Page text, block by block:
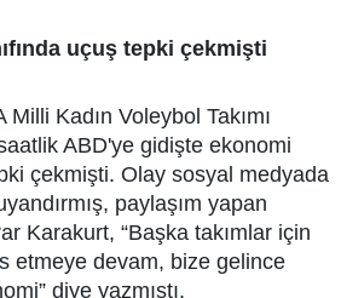
uçuş tepki çekmişti
Kadın Voleybol Takımı
saatlik ABD'ye gidişte ekonomi
çekmişti. Olay sosyal medyada
paylaşım yapan
Karakurt, “Başka takımlar için
etmeye devam, bize gelince
diye yazmıştı.